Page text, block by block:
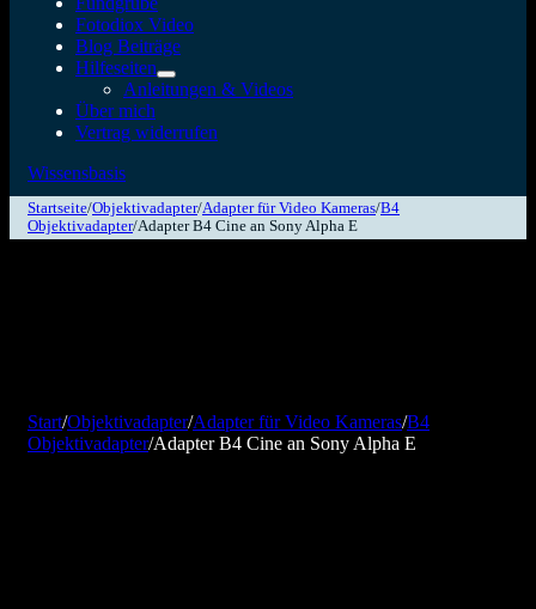
Fotodiox Video
Blog Beiträge
Hilfeseiten
Anleitungen & Videos
Über mich
Vertrag widerrufen
Wissensbasis
Startseite/Objektivadapter/Adapter für Video Kameras/B4
Objektivadapter/Adapter B4 Cine an Sony Alpha E
Start/Objektivadapter/Adapter für Video Kameras/B4
Objektivadapter/Adapter B4 Cine an Sony Alpha E